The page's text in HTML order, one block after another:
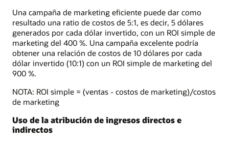
Una campaña de marketing eficiente puede dar como
resultado una ratio de costos de 5:1, es decir, 5 dólares
generados por cada dólar invertido, con un ROI simple de
marketing del 400 %. Una campaña excelente podría
obtener una relación de costos de 10 dólares por cada
dólar invertido (10:1) con un ROI simple de marketing del
900 %.
NOTA: ROI simple = (ventas - costos de marketing)/costos
de marketing
Uso de la atribución de ingresos directos e
indirectos